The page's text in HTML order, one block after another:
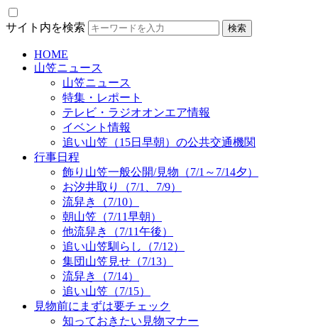
サイト内を検索
HOME
山笠ニュース
山笠ニュース
特集・レポート
テレビ・ラジオオンエア情報
イベント情報
追い山笠（15日早朝）の公共交通機関
行事日程
飾り山笠一般公開/見物（7/1～7/14夕）
お汐井取り（7/1、7/9）
流舁き（7/10）
朝山笠（7/11早朝）
他流舁き（7/11午後）
追い山笠馴らし（7/12）
集団山笠見せ（7/13）
流舁き（7/14）
追い山笠（7/15）
見物前にまずは要チェック
知っておきたい見物マナー